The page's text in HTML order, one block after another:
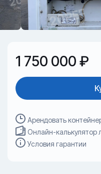
1 750 000 ₽
Арендовать
Онлайн-калькулятор
Условия гарантии